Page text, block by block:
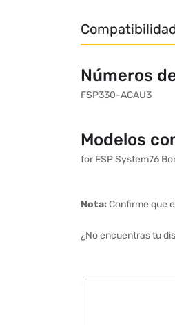
Números
FSP330-ACAU3
Modelos
for FSP System76
Nota:Confirme que
¿No encuentras tu